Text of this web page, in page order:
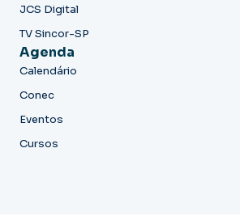
JCS Digital
TV Sincor-SP
Agenda
Calendário
Conec
Eventos
Cursos